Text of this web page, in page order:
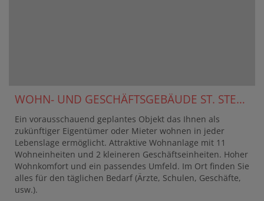
WOHN- UND GESCHÄFTSGEBÄUDE ST. STEPHAN
Ein vorausschauend geplantes Objekt das Ihnen als
zukünftiger Eigentümer oder Mieter wohnen in jeder
Lebenslage ermöglicht. Attraktive Wohnanlage mit 11
Wohneinheiten und 2 kleineren Geschäftseinheiten. Hoher
Wohnkomfort und ein passendes Umfeld. Im Ort finden Sie
alles für den täglichen Bedarf (Ärzte, Schulen, Geschäfte,
usw.).